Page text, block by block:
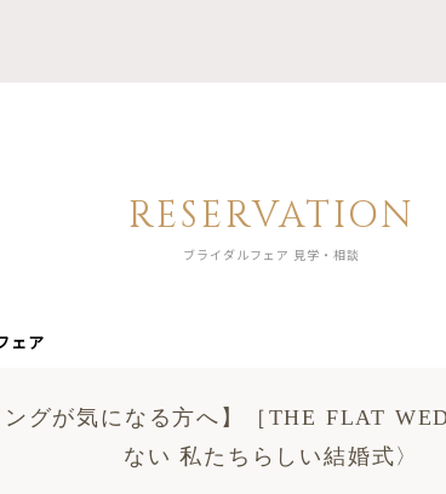
RESERVATION
ブライダルフェア 見学・相談
ェア
グが気になる方へ】［THE FLAT
ない 私たちらしい結婚式〉